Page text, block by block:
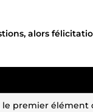
alors
le premier